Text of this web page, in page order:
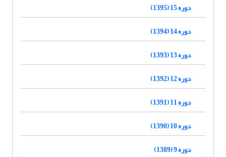
دوره 15 (1395)
دوره 14 (1394)
دوره 13 (1393)
دوره 12 (1392)
دوره 11 (1391)
دوره 10 (1390)
دوره 9 (1389)